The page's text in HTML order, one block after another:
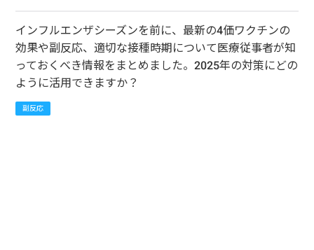
インフルエンザシーズンを前に、最新の4価ワクチンの
効果や副反応、適切な接種時期について医療従事者が知
っておくべき情報をまとめました。2025年の対策にどの
ように活用できますか？
副反応